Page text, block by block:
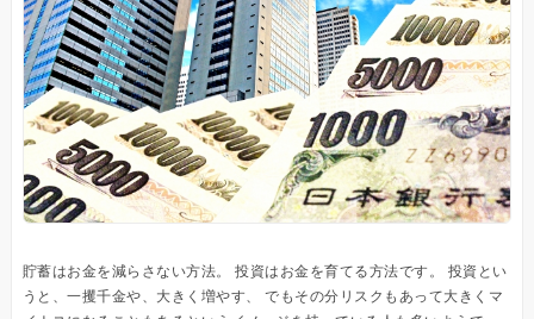
貯蓄はお金を減らさない方法。 投資はお金を育てる方法です。 投資とい
うと、一攫千金や、大きく増やす、 でもその分リスクもあって大きくマ